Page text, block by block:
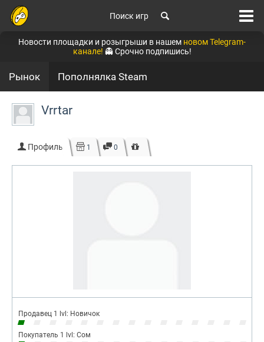
Поиск игр
Новости площадки и розыгрыши в нашем новом Telegram-
канале! 👻 Срочно подпишись!
Рынок Пополнялка Steam
Vrrtar
Профиль 1 0
Продавец 1 lvl: Новичок
Покупатель 1 lvl: Сом